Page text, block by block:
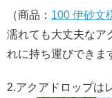
（商品： 100 伊砂文
濡れても大丈夫なア
れに持ち運びできま
2.アクアドロップは